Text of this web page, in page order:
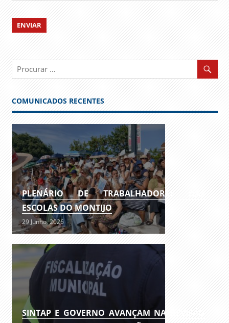
COMUNICADOS RECENTES
PLENÁRIO DE TRABALHADORES DAS
ESCOLAS DO MONTIJO
29 Junho, 2026
SINTAP E GOVERNO AVANÇAM NA REVISÃO